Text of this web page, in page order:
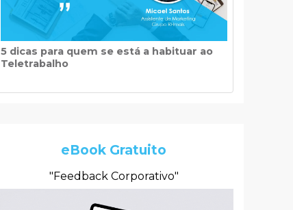
5 dicas para quem se está a habituar ao
Teletrabalho
eBook Gratuito
"Feedback Corporativo"